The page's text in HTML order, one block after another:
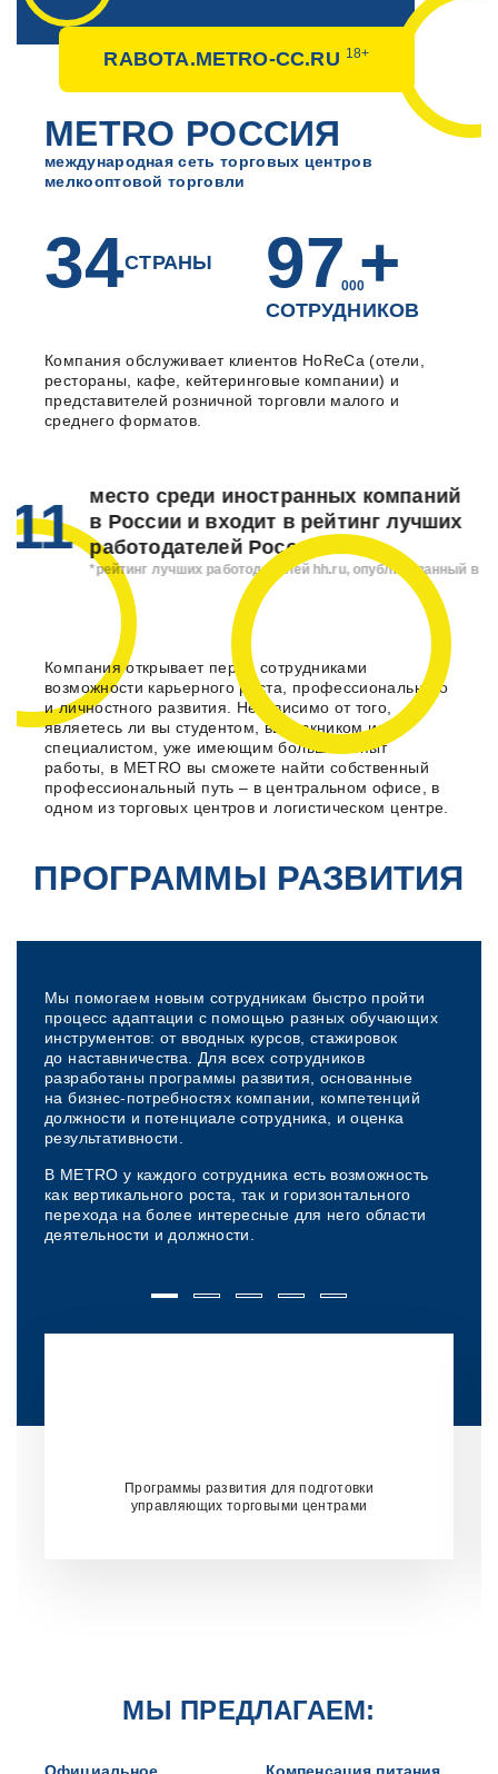
ГЛАВНАЯ
ОФИС
ТОРГОВЫЕ ЦЕНТРЫ
МОЛОДЫЕ СПЕЦИАЛИСТЫ
ВАКАНСИИ
RABOTA.METRO-CC.RU 18+
METRO РОССИЯ
международная сеть торговых центров
мелкооптовой торговли
34СТРАНЫ 97000+
СОТРУДНИКОВ
Компания обслуживает клиентов HoReCa (отели,
рестораны, кафе, кейтеринговые компании) и
представителей розничной торговли малого и
среднего форматов.
место среди иностранных компаний
в России и входит в рейтинг лучших
работодателей России*
*рейтинг лучших работодателей hh.ru, опубликованный в начале
Компания открывает перед сотрудниками
возможности карьерного роста, профессионального
и личностного развития. Независимо от того,
являетесь ли вы студентом, выпускником или
специалистом, уже имеющим большой опыт
работы, в METRO вы сможете найти собственный
профессиональный путь – в центральном офисе, в
одном из торговых центров и логистическом центре.
ПРОГРАММЫ РАЗВИТИЯ
Мы помогаем новым сотрудникам быстро пройти
процесс адаптации с помощью разных обучающих
инструментов: от вводных курсов, стажировок
до наставничества. Для всех сотрудников
разработаны программы развития, основанные
на бизнес-потребностях компании, компетенций
должности и потенциале сотрудника, и оценка
результативности.
В METRO у каждого сотрудника есть возможность
как вертикального роста, так и горизонтального
перехода на более интересные для него области
деятельности и должности.
Программы развития для подготовки
управляющих торговыми центрами
МЫ ПРЕДЛАГАЕМ: